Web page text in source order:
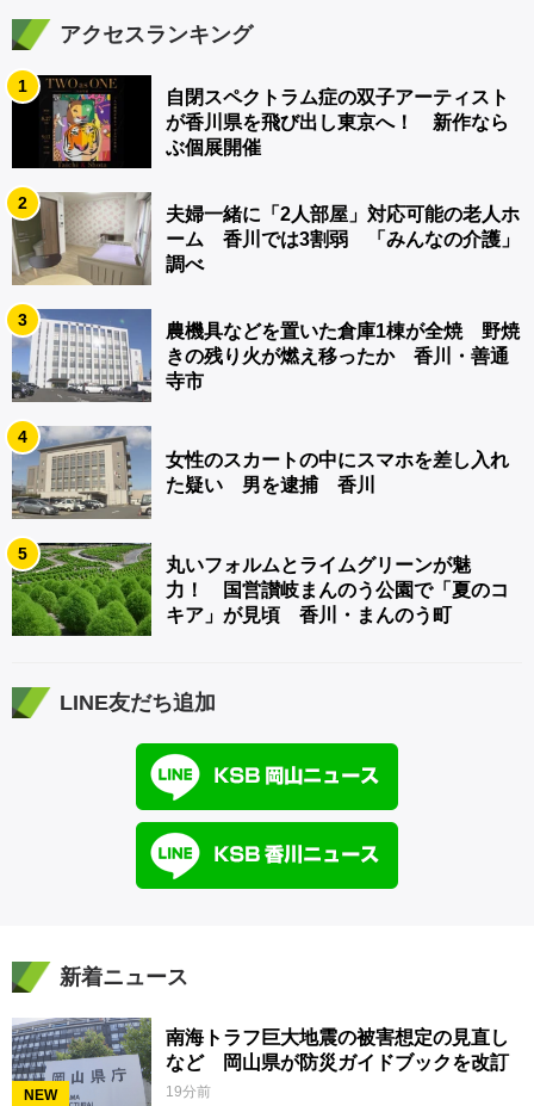
アクセスランキング
1
自閉スペクトラム症の双子アーティスト
が香川県を飛び出し東京へ！ 新作なら
ぶ個展開催
2
夫婦一緒に「2人部屋」対応可能の老人ホ
ーム 香川では3割弱 「みんなの介護」
調べ
3
農機具などを置いた倉庫1棟が全焼 野焼
きの残り火が燃え移ったか 香川・善通
寺市
4
女性のスカートの中にスマホを差し入れ
た疑い 男を逮捕 香川
5
丸いフォルムとライムグリーンが魅
力！ 国営讃岐まんのう公園で「夏のコ
キア」が見頃 香川・まんのう町
LINE友だち追加
新着ニュース
NEW
南海トラフ巨大地震の被害想定の見直し
など 岡山県が防災ガイドブックを改訂
19分前